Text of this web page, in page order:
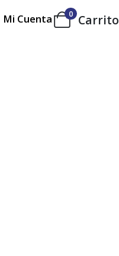
Mi Cuenta 0 Carrito